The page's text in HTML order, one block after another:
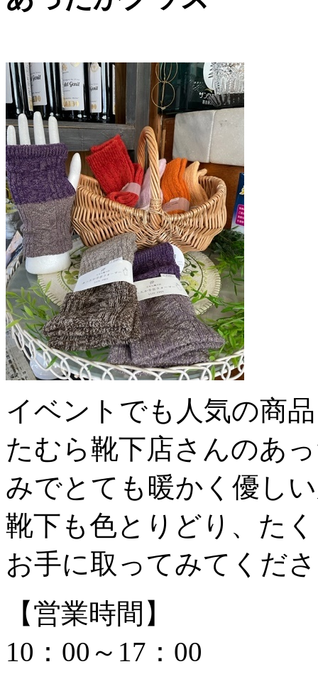
イベントでも人気の商品
たむら靴下店さんのあ
みでとても暖かく優し
靴下も色とりどり、た
お手に取ってみてくだ
【営業時間】
10：00～17：00